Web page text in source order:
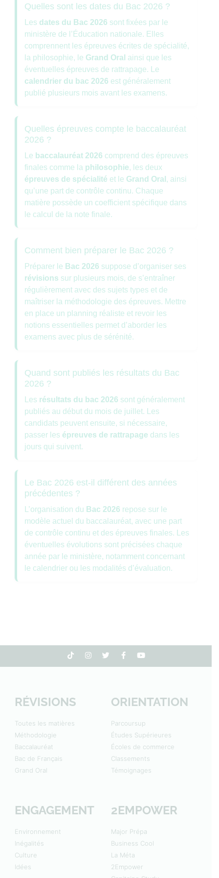
Quelles sont les dates du Bac 2026 ?
Les dates du Bac 2026 sont fixées par le
ministère de l’Éducation nationale. Elles
comprennent les épreuves écrites de spécialité,
la philosophie, le Grand Oral ainsi que les
éventuelles épreuves de rattrapage. Le
calendrier du bac 2026 est généralement
publié plusieurs mois avant les examens.
Quelles épreuves compte le baccalauréat
2026 ?
Le baccalauréat 2026 comprend des épreuves
finales comme la philosophie, les deux
épreuves de spécialité et le Grand Oral , ainsi
qu’une part de contrôle continu. Chaque
matière possède un coefficient spécifique dans
le calcul de la note finale.
Comment bien préparer le Bac 2026 ?
Préparer le Bac 2026 suppose d’organiser ses
révisions sur plusieurs mois, de s’entraîner
régulièrement avec des sujets types et de
maîtriser la méthodologie des épreuves. Mettre
en place un planning réaliste et revoir les
notions essentielles permet d’aborder les
examens avec plus de sérénité.
Quand sont publiés les résultats du Bac
2026 ?
Les résultats du bac 2026 sont généralement
publiés au début du mois de juillet. Les
candidats peuvent ensuite, si nécessaire,
passer les épreuves de rattrapage dans les
jours qui suivent.
Le Bac 2026 est-il différent des années
précédentes ?
L’organisation du Bac 2026 repose sur le
modèle actuel du baccalauréat, avec une part
de contrôle continu et des épreuves finales. Les
éventuelles évolutions sont précisées chaque
année par le ministère, notamment concernant
le calendrier ou les modalités d’évaluation.
RÉVISIONS
Toutes les matières
Méthodologie
Baccalauréat
Bac de Français
Grand Oral
ORIENTATION
Parcoursup
Études Supérieures
Écoles de commerce
Classements
Témoignages
ENGAGEMENT
Environnement
Inégalités
Culture
Idées
2EMPOWER
Major Prépa
Business Cool
La Méta
2Empower